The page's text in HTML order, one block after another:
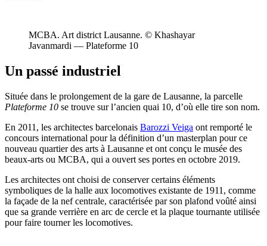
MCBA. Art district Lausanne. © Khashayar
Javanmardi — Plateforme 10
Un passé industriel
Située dans le prolongement de la gare de Lausanne, la parcelle
Plateforme 10 se trouve sur l’ancien quai 10, d’où elle tire son nom.
En 2011, les architectes barcelonais Barozzi Veiga ont remporté le
concours international pour la définition d’un masterplan pour ce
nouveau quartier des arts à Lausanne et ont conçu le musée des
beaux-arts ou MCBA, qui a ouvert ses portes en octobre 2019.
Les architectes ont choisi de conserver certains éléments
symboliques de la halle aux locomotives existante de 1911, comme
la façade de la nef centrale, caractérisée par son plafond voûté ainsi
que sa grande verrière en arc de cercle et la plaque tournante utilisée
pour faire tourner les locomotives.